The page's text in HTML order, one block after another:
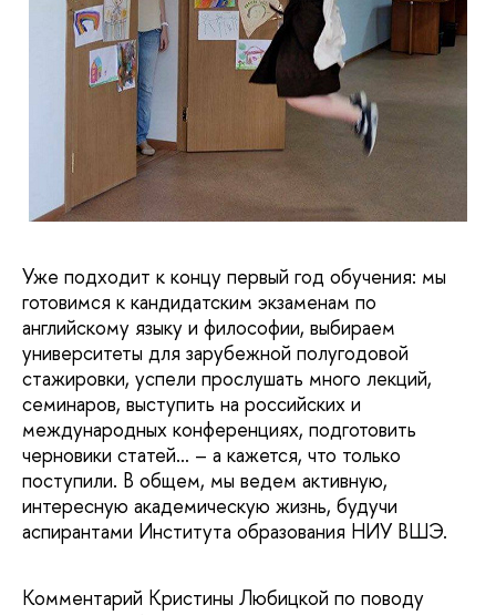
Уже подходит к концу первый год обучения: мы
готовимся к кандидатским экзаменам по
английскому языку и философии, выбираем
университеты для зарубежной полугодовой
стажировки, успели прослушать много лекций,
семинаров, выступить на российских и
международных конференциях, подготовить
черновики статей… – а кажется, что только
поступили. В общем, мы ведем активную,
интересную академическую жизнь, будучи
аспирантами Института образования НИУ ВШЭ.
Комментарий Кристины Любицкой по поводу